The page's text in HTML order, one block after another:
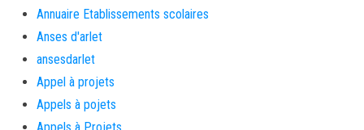
Annuaire Etablissements scolaires
Anses d'arlet
ansesdarlet
Appel à projets
Appels à pojets